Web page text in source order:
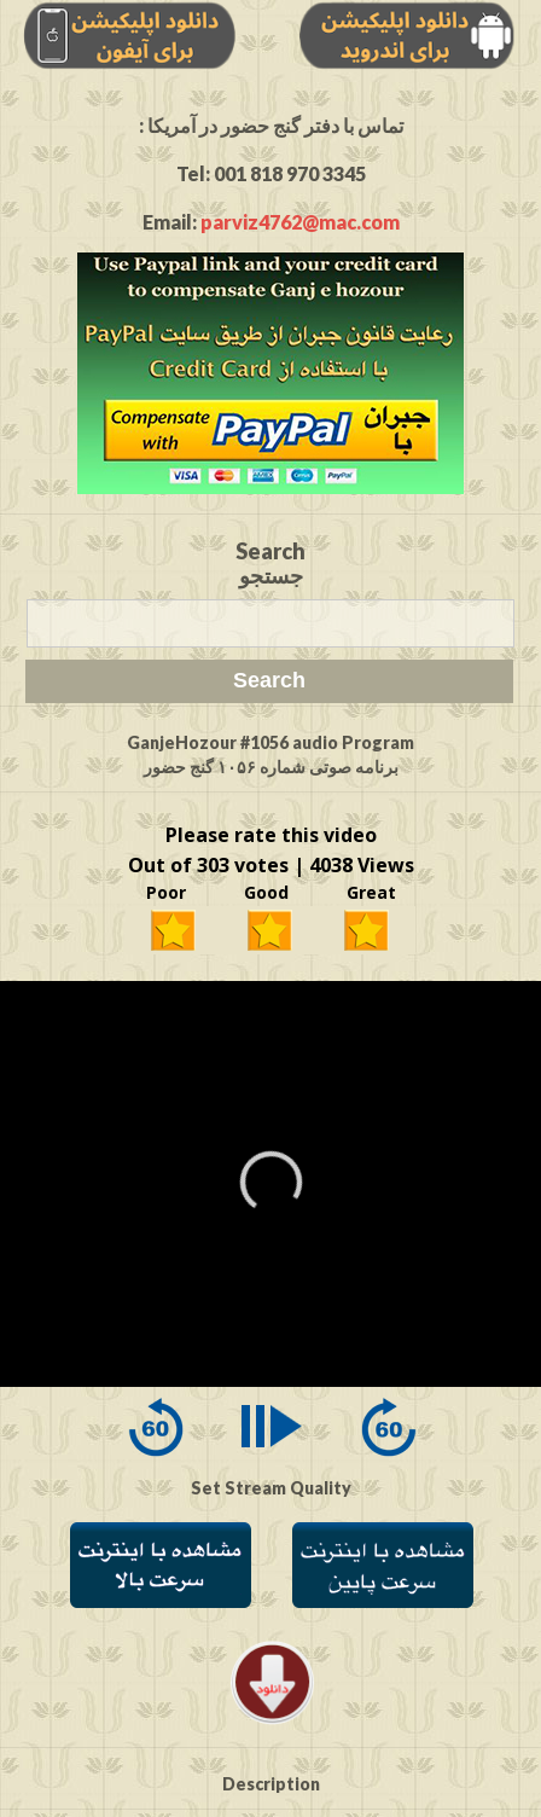
: تماس با دفتر گنج حضور در آمریکا
Tel: 001 818 970 3345
Email:parviz4762@mac.com
Search
جستجو
GanjeHozour #1056 audio Program
برنامه صوتی شماره ۱۰۵۶ گنج حضور
Please rate this video
Out of 303 votes | 4038 Views
Poor Good Great
of
Set Stream Quality
Description